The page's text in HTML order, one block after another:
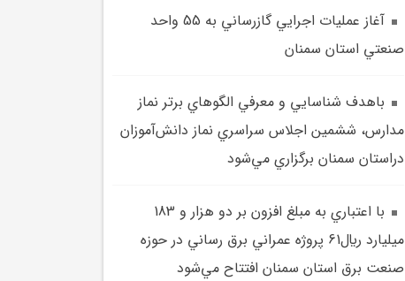
آغاز عمليات اجرايي گازرساني به 55 واحد
صنعتي استان سمنان
باهدف شناسايي و معرفي الگوهاي برتر نماز
مدارس، ششمين اجلاس سراسري نماز دانش‌آموزان
دراستان سمنان برگزاري مي‌شود
با اعتباري به مبلغ افزون بر دو هزار و 183
ميليارد ريال61 پروژه عمراني برق رساني در حوزه
صنعت برق استان سمنان افتتاح مي‌شود